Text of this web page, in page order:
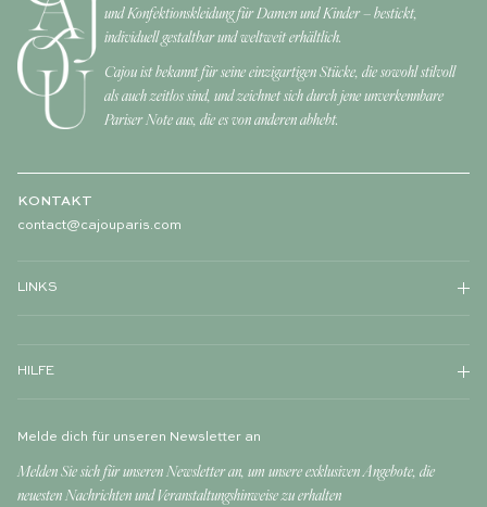
und Konfektionskleidung für Damen und Kinder – bestickt,
individuell gestaltbar und weltweit erhältlich.
Cajou ist bekannt für seine einzigartigen Stücke, die sowohl stilvoll
als auch zeitlos sind, und zeichnet sich durch jene unverkennbare
Pariser Note aus, die es von anderen abhebt.
KONTAKT
contact@cajouparis.com
LINKS
HILFE
Melde dich für unseren Newsletter an
Melden Sie sich für unseren Newsletter an, um unsere exklusiven Angebote, die
neuesten Nachrichten und Veranstaltungshinweise zu erhalten